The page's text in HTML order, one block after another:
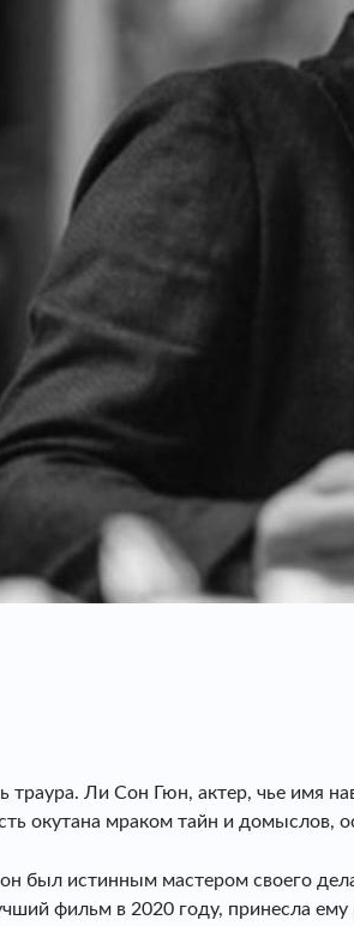
траура. Ли Сон Гюн, актер, чье имя
окутана мраком тайн и домыслов,
был истинным мастером своего
фильм в 2020 году, принесла